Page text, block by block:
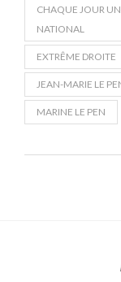
CHAQUE JOUR
NATIONAL
EXTRÊME DROITE
JEAN-MARIE LE
MARINE LE PEN